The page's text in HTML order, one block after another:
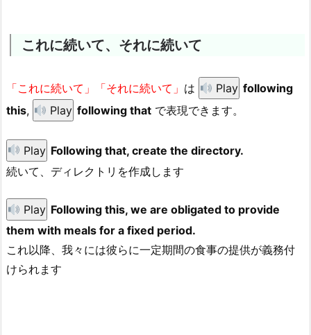
これに続いて、それに続いて
「これに続いて」「それに続いて」 は Play following
this, Play following that で表現できます。
Play Following that, create the directory.
続いて、ディレクトリを作成します
Play Following this, we are obligated to provide
them with meals for a fixed period.
これ以降、我々には彼らに一定期間の食事の提供が義務付
けられます